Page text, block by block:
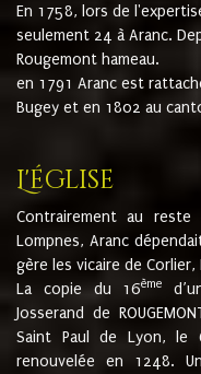
En 1758, lors de
seulement 24 à Aranc.
Rougemont hameau.
en 1791 Aranc est
Bugey et en 1802 au
L'église
Contrairement au reste
Lompnes, Aranc
gère les vicaire de
La copie du 16ème
Josserand de
Saint Paul de Lyon, le
renouvelée en 1248.